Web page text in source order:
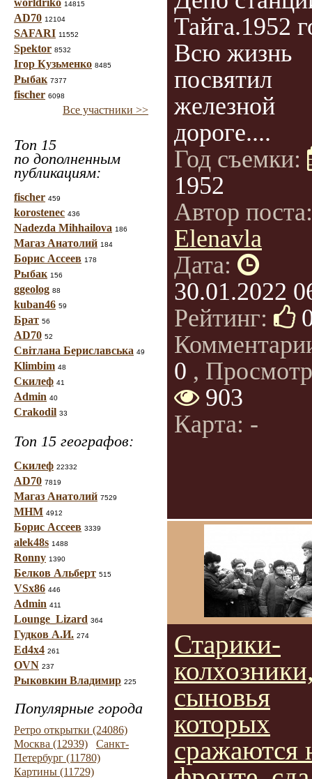
worldriko 14815
AD70 12104
SAFARI 11552
Spektor 8532
Ігор Кузьменко 8485
Рыбак 7377
fischer 6098
Все участники >>
Топ 15
по дополненным
публикациям:
fischer 459
korostenec 436
Nadezda Mihhailova 186
Магаз Анатолий 184
Борис Ассеев 178
Рыбак 156
ggeolog 88
kuban46 59
Брат 56
AD70 52
Світлана Бериславська 49
Klimbim 48
Скилеф 41
Admin 40
Crakodil 33
Топ 15 географов:
Скилеф 22332
AD70 7819
Магаз Анатолий 7529
МНМ 4912
Борис Ассеев 3339
alek48s 1488
Ronny 1390
Белков Альберт 515
VSx86 446
Admin 411
Lounge_Lizard 364
Гудков А.И. 274
Ed4x4 261
OVN 237
Рыковкин Владимир 225
Популярные города
Ретро открытки (24086)
Москва (12939)
Санкт-
Петербург (11780)
Картины (11729)
Тайга.1952
Всю жизнь
посвятил
железной
дороге....
Год съемки:
1952
Автор
Elenavla
Дата:
30.01.2022
Рейтинг:
0 ,
903
Карта: -
Старики-
сыновья
которых
сражаются